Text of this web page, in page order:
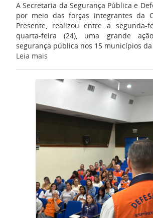
A Secretaria da Segurança Pública e
por meio das forças integrantes da
Presente, realizou entre a segunda-
quarta-feira (24), uma grande
segurança pública nos 15 municípios da
Leia mais